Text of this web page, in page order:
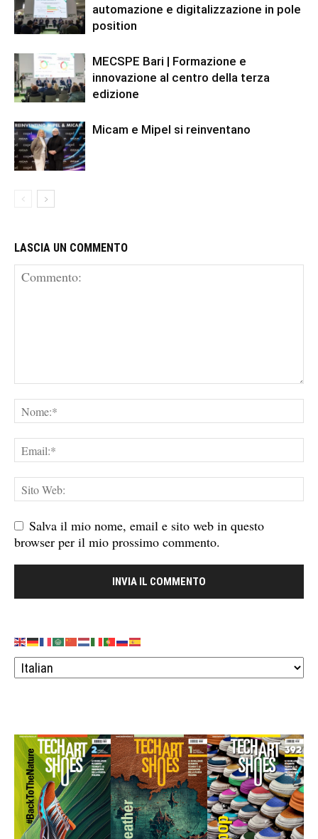
automazione e digitalizzazione in pole
position
MECSPE Bari | Formazione e
innovazione al centro della terza
edizione
Micam e Mipel si reinventano
LASCIA UN COMMENTO
Salva il mio nome, email e sito web in questo
browser per il mio prossimo commento.